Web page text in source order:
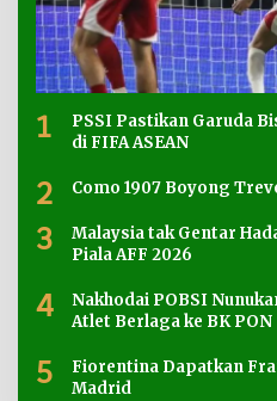
1
PSSI Pastikan Garuda
di FIFA ASEAN
2 Como 1907 Boyong
3
Malaysia tak Gentar
Piala AFF 2026
4
Nakhodai POBSI
Atlet Berlaga ke BK PON
5
Fiorentina Dapatkan
Madrid